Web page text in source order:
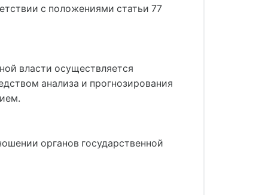
с положениями статьи 77
власти осуществляется
анализа и прогнозирования
органов государственной